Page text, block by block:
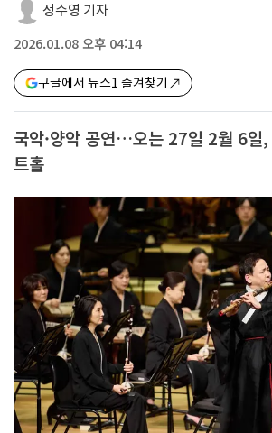
정수영 기자
2026.01.08 오후 04:14
구글에서 뉴스1 즐겨찾기
국악·양악 공연…오는 27일 2월 6일,
트홀